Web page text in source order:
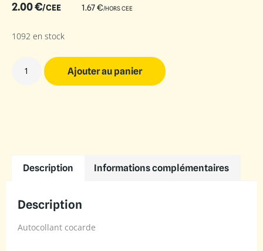
2.00€/CEE 1.67€/HORS CEE
1092 en stock
Ajouter au panier
Description Informations complémentaires
Description
Autocollant cocarde